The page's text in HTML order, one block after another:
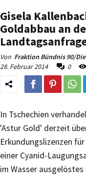
Gisela
Goldabbau an
Von Fraktion Bündnis 90/
28. Februar 2014
0
In Tschechien
'Astur Gold' derzeit
Erkundungslizenzen
einer Cyanid-
im Wasser